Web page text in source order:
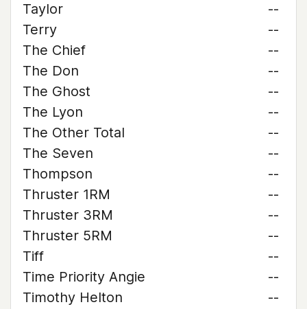
Taylor
--
Terry
--
The Chief
--
The Don
--
The Ghost
--
The Lyon
--
The Other Total
--
The Seven
--
Thompson
--
Thruster 1RM
--
Thruster 3RM
--
Thruster 5RM
--
Tiff
--
Time Priority Angie
--
Timothy Helton
--